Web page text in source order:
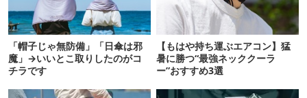
「帽子じゃ無防備」「日傘は邪
魔」→いいとこ取りしたのがコ
チラです
【もはや持ち運ぶエアコン】猛
暑に勝つ“最強ネッククーラ
ー”おすすめ3選